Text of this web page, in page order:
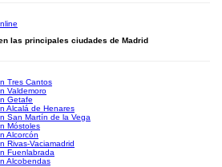
las principales ciudades de Madrid
Tres Cantos
Valdemoro
Getafe
Alcalá de Henares
San Martín de la Vega
Móstoles
Alcorcón
Rivas-Vaciamadrid
Fuenlabrada
Alcobendas